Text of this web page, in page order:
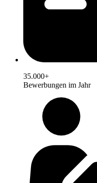
35.000+
Bewerbungen im Jahr